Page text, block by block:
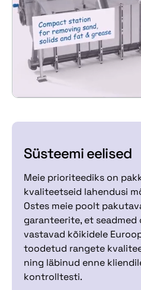
Süsteemi eelised
Meie prioriteediks on
kvaliteetseid lahendusi
Ostes meie poolt
garanteerite, et seadmed
vastavad kõikidele
toodetud rangete
ning läbinud enne
kontrolltesti.